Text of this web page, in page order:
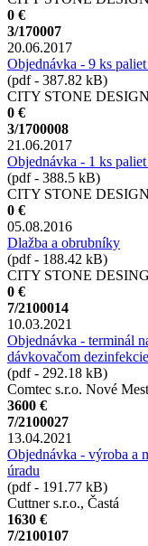
0 €
3/170007
20.06.2017
Objednávka - 9 ks
(pdf - 387.82 kB)
CITY STONE
0 €
3/1700008
21.06.2017
Objednávka - 1 ks
(pdf - 388.5 kB)
CITY STONE
0 €
05.08.2016
Dlažba a obrubníky
(pdf - 188.42 kB)
CITY STONE
0 €
7/2100014
10.03.2021
Objednávka - terminál
dávkovačom
(pdf - 292.18 kB)
Comtec s.r.o. Nové
3600 €
7/2100027
13.04.2021
Objednávka - výroba a
úradu
(pdf - 191.77 kB)
Cuttner s.r.o., Častá
1630 €
7/2100107